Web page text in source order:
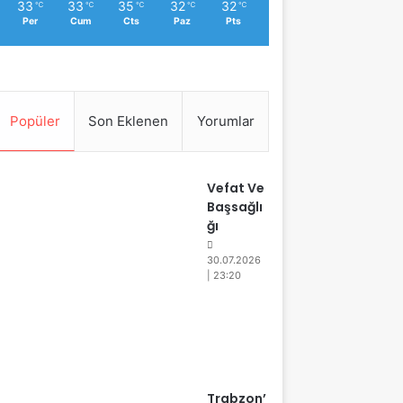
33 ℃
Per
33 ℃
Cum
35 ℃
Cts
32 ℃
Paz
32 ℃
Pts
Popüler Son Eklenen Yorumlar
Vefat Ve
Başsağlı
ğı
30.07.2026
| 23:20
Trabzon’